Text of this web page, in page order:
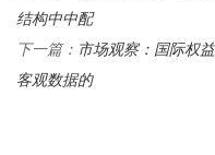
结构中中配
下一篇： 市场观察：国际权
客观数据的